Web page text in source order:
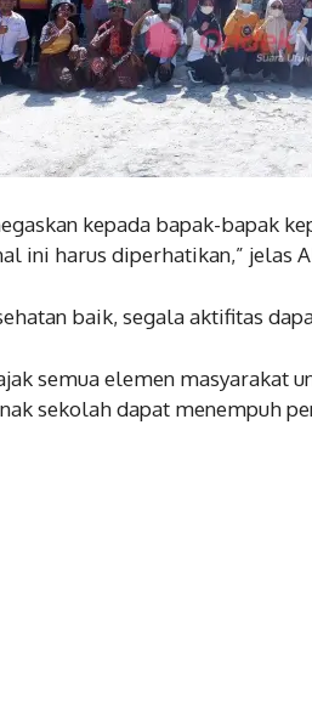
kepada bapak-bapak
ini harus diperhatikan,” jelas
baik, segala aktifitas
semua elemen masyarakat
sekolah dapat menempuh